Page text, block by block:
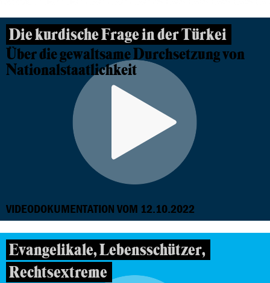
Die kurdische Frage in der Türkei
Über die gewaltsame Durchsetzung von
Nationalstaatlichkeit
VIDEODOKUMENTATION VOM 12.10.2022
Evangelikale, Lebensschützer,
Rechtsextreme